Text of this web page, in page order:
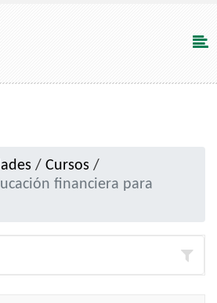
/ Cursos /
financiera para